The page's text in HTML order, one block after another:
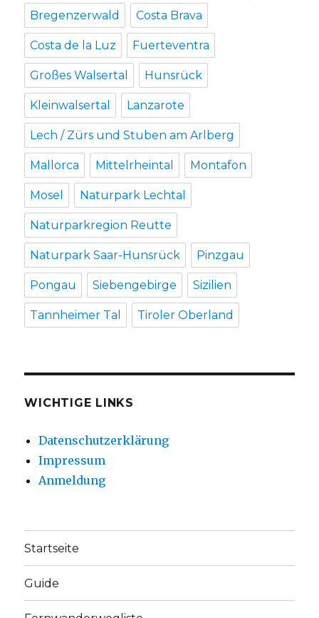
Bregenzerwald Costa Brava
Costa de la Luz Fuerteventra
Großes Walsertal Hunsrück
Kleinwalsertal Lanzarote
Lech / Zürs und Stuben am Arlberg
Mallorca Mittelrheintal Montafon
Mosel Naturpark Lechtal
Naturparkregion Reutte
Naturpark Saar-Hunsrück Pinzgau
Pongau Siebengebirge Sizilien
Tannheimer Tal Tiroler Oberland
WICHTIGE LINKS
Datenschutzerklärung
Impressum
Anmeldung
Startseite
Guide